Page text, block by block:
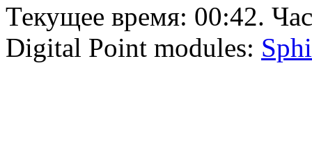
Текущее время: 00:42.
Digital Point modules: